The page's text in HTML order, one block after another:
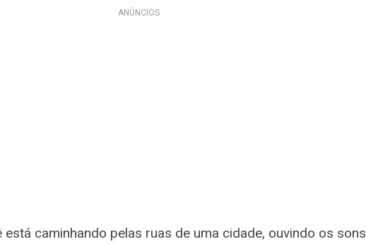
ANÚNCIOS
está caminhando pelas ruas de uma cidade, ouvindo os sons